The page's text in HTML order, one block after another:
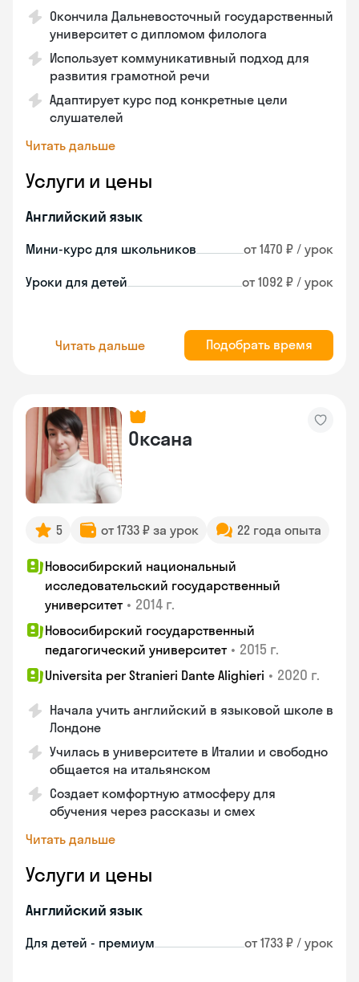
Окончила Дальневосточный государственный
университет с дипломом филолога
Использует коммуникативный подход для
развития грамотной речи
Адаптирует курс под конкретные цели
слушателей
Читать дальше
Услуги и цены
Английский язык
Мини-курс для школьников от 1470 ₽ / урок
Уроки для детей от 1092 ₽ / урок
Читать дальше Подобрать время
Оксана
5 от 1733 ₽ за урок 22 года опыта
Новосибирский национальный
исследовательский государственный
университет • 2014 г.
Новосибирский государственный
педагогический университет • 2015 г.
Universita per Stranieri Dante Alighieri • 2020 г.
Начала учить английский в языковой школе в
Лондоне
Училась в университете в Италии и свободно
общается на итальянском
Создает комфортную атмосферу для
обучения через рассказы и смех
Читать дальше
Услуги и цены
Английский язык
Для детей - премиум от 1733 ₽ / урок